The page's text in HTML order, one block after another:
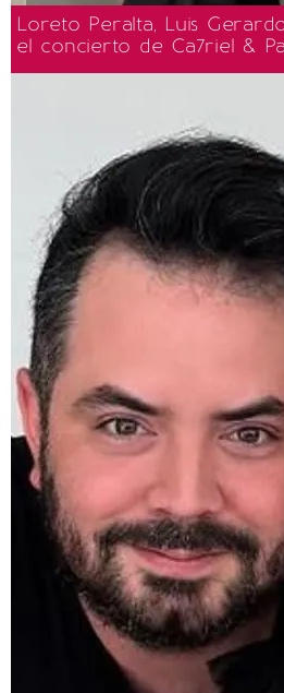
Loreto Peralta, Luis
el concierto de Ca7riel &